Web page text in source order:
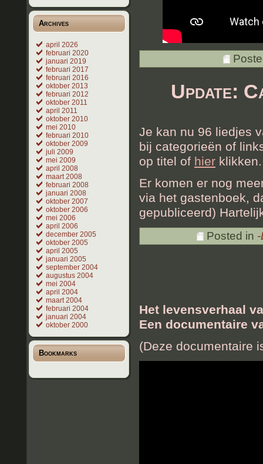
Archives
april 2026
februari 2020
januari 2019
februari 2017
februari 2016
oktober 2013
februari 2012
oktober 2011
april 2011
oktober 2010
mei 2010
februari 2010
oktober 2009
juli 2009
mei 2009
april 2008
maart 2008
februari 2008
januari 2008
oktober 2007
oktober 2006
mei 2006
april 2006
december 2005
oktober 2005
april 2005
januari 2005
september 2004
augustus 2004
mei 2004
april 2004
maart 2004
februari 2004
januari 2004
oktober 2000
Bookmarks
Update:
Je kan nu 96 liedjes
bij categorieën of
op titel of hier
Er komen er nog
via het gastenboek,
gepubliceerd)
Posted in
Het levensverhaal
Een documentaire
(Deze documentaire